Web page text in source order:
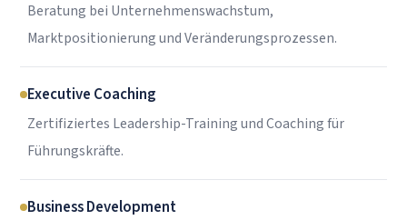
Beratung bei Unternehmenswachstum,
Marktpositionierung und Veränderungsprozessen.
Executive Coaching
Zertifiziertes Leadership-Training und Coaching für
Führungskräfte.
Business Development